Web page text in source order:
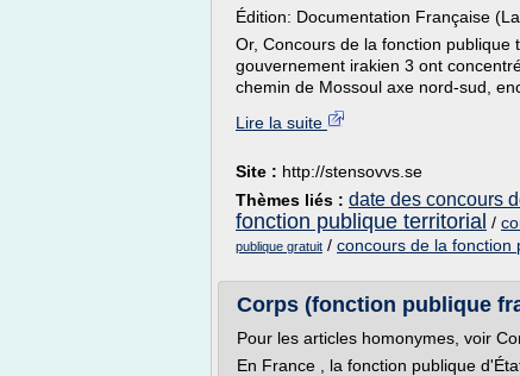
Édition: Documentation Française
Or, Concours de la fonction
gouvernement irakien 3 ont
chemin de Mossoul axe nord-sud,
Lire la suite
Site : http://stensovvs.se
Thèmes liés : date des concours
fonction publique territorial /
publique gratuit / concours de la fonction
Corps (fonction publique
Pour les articles homonymes, voir
En France , la fonction publique